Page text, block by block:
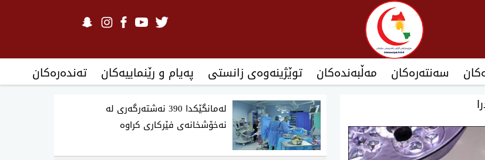
سەنتەرەکان مەڵبەندەکان توێژینەوەی زانستی پەیام و رێنماییەکان تەندەرەكان
لەمانگێكدا 390 نەشتەرگەری لە
نەخۆشخانەی فێركاری كراوە